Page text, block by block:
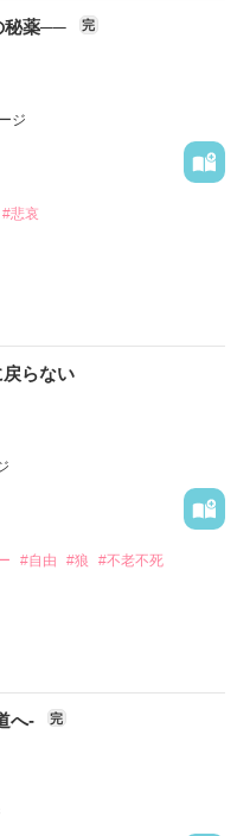
スメ作品として紹介して
は、
んだよ」
ｷ）
」
いよ。
秘薬── 完
ジ
#悲哀
色だった────』
？」
照らす。
笑った。
らない
#自由 #狼 #不老不死
へ- 完